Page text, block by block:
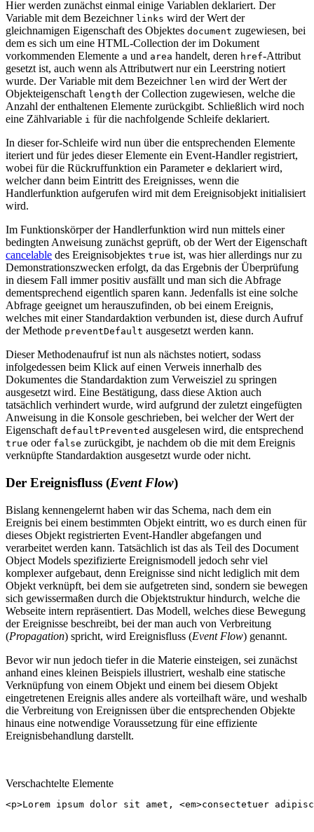
Hier werden zunächst einmal einige Variablen deklariert. Der
Variable mit dem Bezeichner links wird der Wert der
gleichnamigen Eigenschaft des Objektes document zugewiesen, bei
dem es sich um eine HTML-Collection der im Dokument
vorkommenden Elemente a und area handelt, deren href-Attribut
gesetzt ist, auch wenn als Attributwert nur ein Leerstring notiert
wurde. Der Variable mit dem Bezeichner len wird der Wert der
Objekteigenschaft length der Collection zugewiesen, welche die
Anzahl der enthaltenen Elemente zurückgibt. Schließlich wird noch
eine Zählvariable i für die nachfolgende Schleife deklariert.
In dieser for-Schleife wird nun über die entsprechenden Elemente
iteriert und für jedes dieser Elemente ein Event-Handler registriert,
wobei für die Rückruffunktion ein Parameter e deklariert wird,
welcher dann beim Eintritt des Ereignisses, wenn die
Handlerfunktion aufgerufen wird mit dem Ereignisobjekt initialisiert
wird.
Im Funktionskörper der Handlerfunktion wird nun mittels einer
bedingten Anweisung zunächst geprüft, ob der Wert der Eigenschaft
cancelable des Ereignisobjektes true ist, was hier allerdings nur zu
Demonstrationszwecken erfolgt, da das Ergebnis der Überprüfung
in diesem Fall immer positiv ausfällt und man sich die Abfrage
dementsprechend eigentlich sparen kann. Jedenfalls ist eine solche
Abfrage geeignet um herauszufinden, ob bei einem Ereignis,
welches mit einer Standardaktion verbunden ist, diese durch Aufruf
der Methode preventDefault ausgesetzt werden kann.
Dieser Methodenaufruf ist nun als nächstes notiert, sodass
infolgedessen beim Klick auf einen Verweis innerhalb des
Dokumentes die Standardaktion zum Verweisziel zu springen
ausgesetzt wird. Eine Bestätigung, dass diese Aktion auch
tatsächlich verhindert wurde, wird aufgrund der zuletzt eingefügten
Anweisung in die Konsole geschrieben, bei welcher der Wert der
Eigenschaft defaultPrevented ausgelesen wird, die entsprechend
true oder false zurückgibt, je nachdem ob die mit dem Ereignis
verknüpfte Standardaktion ausgesetzt wurde oder nicht.
Der Ereignisfluss (Event Flow)
Bislang kennengelernt haben wir das Schema, nach dem ein
Ereignis bei einem bestimmten Objekt eintritt, wo es durch einen für
dieses Objekt registrierten Event-Handler abgefangen und
verarbeitet werden kann. Tatsächlich ist das als Teil des Document
Object Models spezifizierte Ereignismodell jedoch sehr viel
komplexer aufgebaut, denn Ereignisse sind nicht lediglich mit dem
Objekt verknüpft, bei dem sie aufgetreten sind, sondern sie bewegen
sich gewissermaßen durch die Objektstruktur hindurch, welche die
Webseite intern repräsentiert. Das Modell, welches diese Bewegung
der Ereignisse beschreibt, bei der man auch von Verbreitung
(Propagation) spricht, wird Ereignisfluss (Event Flow) genannt.
Bevor wir nun jedoch tiefer in die Materie einsteigen, sei zunächst
anhand eines kleinen Beispiels illustriert, weshalb eine statische
Verknüpfung von einem Objekt und einem bei diesem Objekt
eingetretenen Ereignis alles andere als vorteilhaft wäre, und weshalb
die Verbreitung von Ereignissen über die entsprechenden Objekte
hinaus eine notwendige Voraussetzung für eine effiziente
Ereignisbehandlung darstellt.
Verschachtelte Elemente
<p>Lorem ipsum dolor sit amet, <em>consectetuer